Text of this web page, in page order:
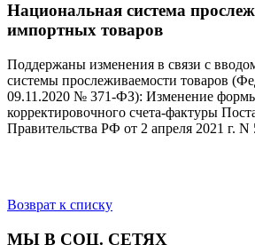
Национальная система
импортных товаров
Поддержаны изменения в связи с
системы прослеживаемости товаров
09.11.2020 № 371-ФЗ): Изменение
корректировочного счета-фактуры
Правительства РФ от 2 апреля 2021 г. N
Возврат к списку
МЫ В СОЦ. СЕТЯХ